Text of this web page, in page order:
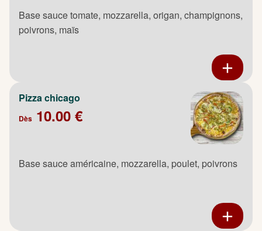
Base sauce tomate, mozzarella, origan, champignons,
poivrons, maïs
Pizza chicago
Dès 10.00 €
Base sauce américaine, mozzarella, poulet, poivrons